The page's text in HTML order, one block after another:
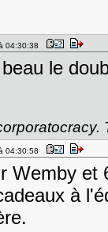
04:30:38
le
04:30:58
Wemby et
à